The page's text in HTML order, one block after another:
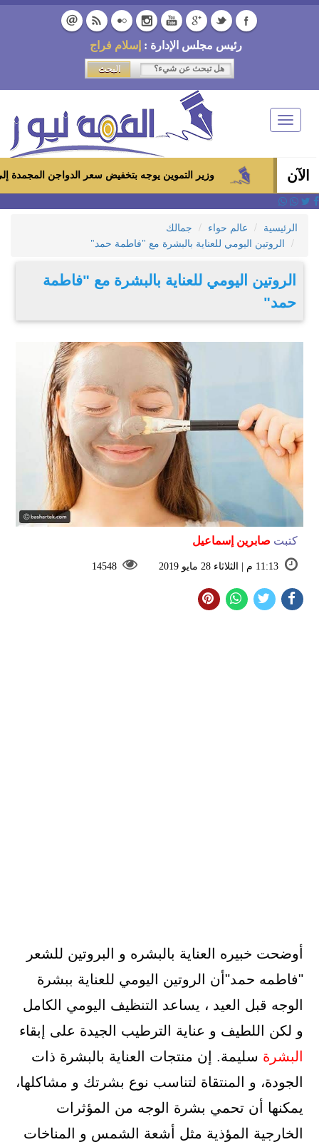
رئيس مجلس الإدارة : إسلام فراج
Toggle
navigation
الآن وزير التموين يوجه بتخفيض سعر الدواجن المجمدة إلى 100 جنيه للكيلو بالمجمعات الاستهلاكية ومعارض «أهلاً رمضان»
الرئيسية عالم حواء
جمالك
الروتين اليومي للعناية بالبشرة مع "فاطمة حمد"
الروتين اليومي للعناية بالبشرة مع "فاطمة
حمد"
كتبت صابرين إسماعيل
11:13 م | الثلاثاء 28 مايو 2019 14548
أوضحت خبيره العناية بالبشره و البروتين للشعر
"فاطمه حمد"أن الروتين اليومي للعناية ببشرة
الوجه قبل العيد ، يساعد التنظيف اليومي الكامل
و لكن اللطيف و عناية الترطيب الجيدة على إبقاء
البشرة سليمة. إن منتجات العناية بالبشرة ذات
الجودة، و المنتقاة لتناسب نوع بشرتك و مشاكلها،
يمكنها أن تحمي بشرة الوجه من المؤثرات
الخارجية المؤذية مثل أشعة الشمس و المناخات